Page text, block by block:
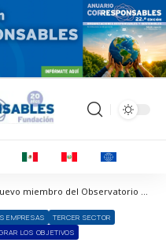
Corresponsables > Noticias > GMV es nuevo miembro del Observatorio Español sobre Big Data, Inteligencia Artificial y Data Analytics
EMPRESAS
TERCER SECTOR
LOS OBJETIVOS